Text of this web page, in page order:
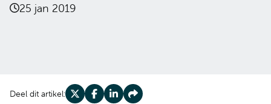
25 jan 2019
Deel dit artikel: Deel op XDeel op Facebook
Deel op LinkedIn
Deel op Share